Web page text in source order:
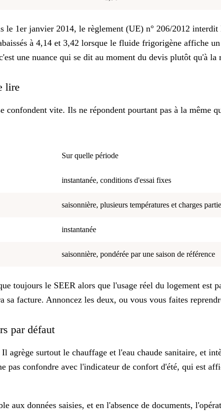
le 1er janvier 2014, le règlement (UE) n° 206/2012
à 4,14 et 3,42 lorsque le fluide frigorigène affiche
une nuance qui se dit au moment du devis plutôt qu'à la
lire
confondent vite. Ils ne répondent pourtant pas à la même
Sur quelle période
instantanée, conditions d'essai fixes
saisonnière, plusieurs températures et charges
instantanée
saisonnière, pondérée par une saison de référence
toujours le SEER alors que l'usage réel du logement est
sa facture. Annoncez les deux, ou vous vous faites
par défaut
surtout le chauffage et l'eau chaude sanitaire, et
confondre avec l'indicateur de confort d'été, qui est
aux données saisies, et en l'absence de documents,